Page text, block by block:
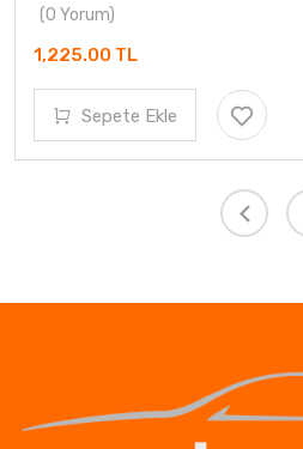
(0 Yorum)
1,225.00 TL
Sepete Ekle